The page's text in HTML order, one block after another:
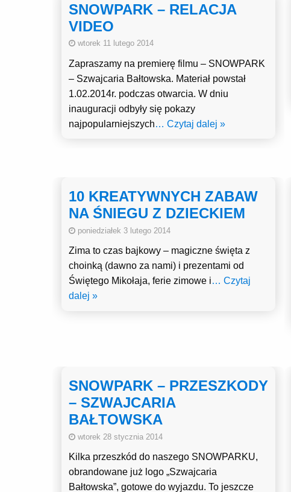
SNOWPARK – RELACJA
VIDEO
wtorek 11 lutego 2014
Zapraszamy na premierę filmu – SNOWPARK
– Szwajcaria Bałtowska. Materiał powstał
1.02.2014r. podczas otwarcia. W dniu
inauguracji odbyły się pokazy
najpopularniejszych… Czytaj dalej »
10 KREATYWNYCH ZABAW
NA ŚNIEGU Z DZIECKIEM
poniedziałek 3 lutego 2014
Zima to czas bajkowy – magiczne święta z
choinką (dawno za nami) i prezentami od
Świętego Mikołaja, ferie zimowe i… Czytaj
dalej »
SNOWPARK – PRZESZKODY
– SZWAJCARIA
BAŁTOWSKA
wtorek 28 stycznia 2014
Kilka przeszkód do naszego SNOWPARKU,
obrandowane już logo „Szwajcaria
Bałtowska”, gotowe do wyjazdu. To jeszcze